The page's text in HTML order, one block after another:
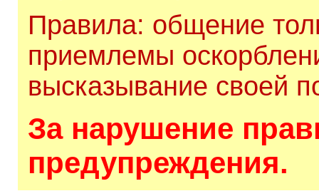
Правила: общение
приемлемы
высказывание своей
За нарушение
предупреждения.